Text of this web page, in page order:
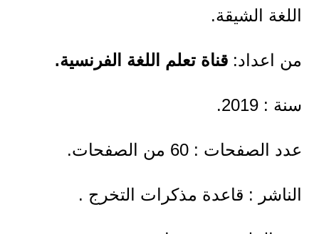
اللغة الشيقة.
من اعداد: قناة تعلم اللغة الفرنسية.
سنة : 2019.
عدد الصفحات : 60 من الصفحات.
الناشر : قاعدة مذكرات التخرج .